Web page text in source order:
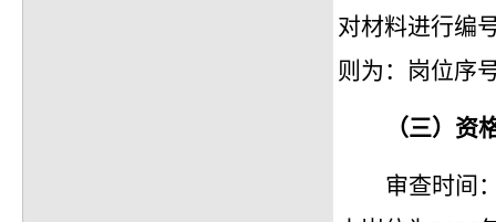
对材料进行编
则为：岗位序
（三）资
审查时间